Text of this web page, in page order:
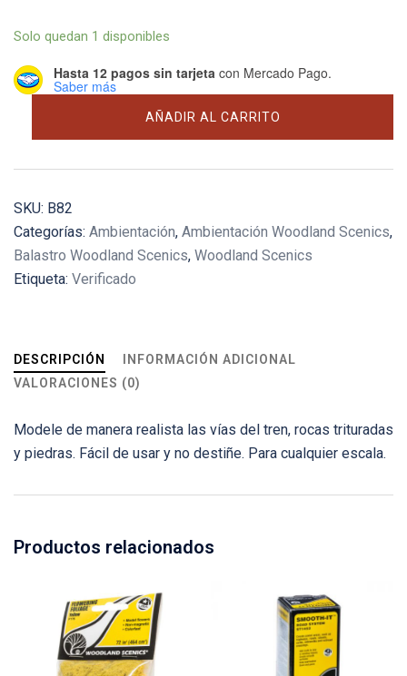
Solo quedan 1 disponibles
Hasta 12 pagos sin tarjeta con Mercado Pago.
Saber más
Medio
(medium)
cantidad
AÑADIR AL CARRITO
SKU: B82
Categorías: Ambientación, Ambientación Woodland Scenics,
Balastro Woodland Scenics, Woodland Scenics
Etiqueta: Verificado
DESCRIPCIÓN
INFORMACIÓN ADICIONAL
VALORACIONES (0)
Modele de manera realista las vías del tren, rocas trituradas
y piedras. Fácil de usar y no destiñe. Para cualquier escala.
Productos relacionados